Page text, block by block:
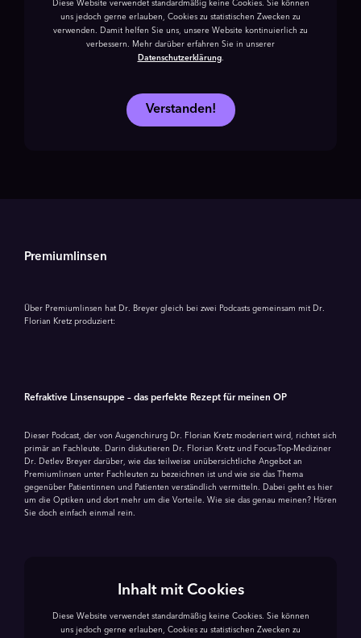
Diese Website verwendet standardmäßig keine Cookies. Sie können
uns jedoch gerne erlauben, Cookies zu statistischen Zwecken zu
verwenden. Damit helfen Sie uns, unsere Website kontinuierlich zu
verbessern. Mehr darüber erfahren Sie in unserer
Datenschutzerklärung.
Verstanden!
Premiumlinsen
Über Premiumlinsen hat Dr. Breyer gleich bei zwei Podcasts gemeinsam mit Dr.
Florian Kretz produziert:
Refraktive Linsensuppe – das perfekte Rezept für meinen OP
Dieser Podcast, der von Augenchirurg Dr. Florian Kretz moderiert wird, richtet sich
primär an Fachleute. Darin diskutieren Dr. Florian Kretz und Focus-Top-Mediziner
Dr. Detlev Breyer darüber, wie das teilweise unübersichtliche Angebot an
Premiumlinsen unter Fachleuten zu bezeichnen ist und wie sie das Thema
gegenüber Patientinnen und Patienten verständlich vermitteln. Dabei geht es hier
um die Optiken und dort mehr um die Vorteile. Wie sie das genau meinen? Hören
Sie doch einfach einmal rein.
Inhalt mit Cookies
Diese Website verwendet standardmäßig keine Cookies. Sie können
uns jedoch gerne erlauben, Cookies zu statistischen Zwecken zu